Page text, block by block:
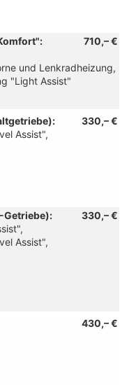
710,– €
und Lenkradheizung,
"Light Assist"
330,– €
Assist",
330,– €
Getriebe):
Assist",
430,– €